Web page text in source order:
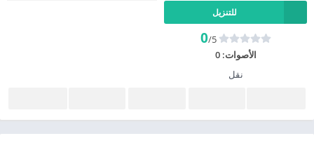
للتنزيل
0/5
الأصوات:0
نقل